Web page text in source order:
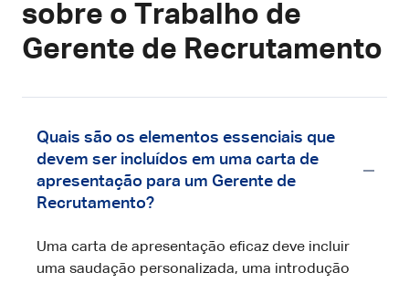
sobre o Trabalho de
Gerente de Recrutamento
Quais são os elementos essenciais que
devem ser incluídos em uma carta de
apresentação para um Gerente de
Recrutamento?
Uma carta de apresentação eficaz deve incluir
uma saudação personalizada, uma introdução